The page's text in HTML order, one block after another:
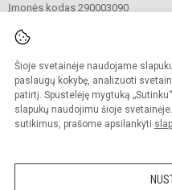
Šioje svetainėje naudojame
paslaugų kokybę, analizuoti
patirtį. Spustelėję mygtuką
slapukų naudojimu šioje
sutikimus, prašome apsilankyti
Įmonės kodas 290003090
© 2021. Vilniaus Žygimanto
Kopijuoti turinį be raštiško
Versija